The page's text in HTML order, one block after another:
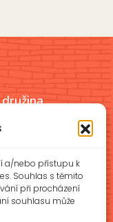
a/nebo přístupu k
Souhlas s těmito
při procházení
souhlasu může